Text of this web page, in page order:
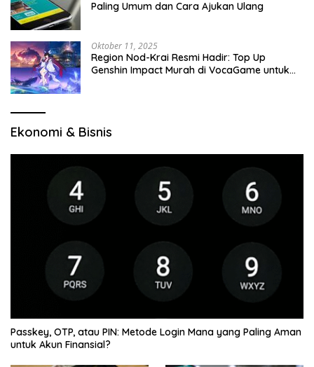
Paling Umum dan Cara Ajukan Ulang
Oktober 11, 2025
Region Nod-Krai Resmi Hadir: Top Up
Genshin Impact Murah di VocaGame untuk
Ekonomi & Bisnis
Passkey, OTP, atau PIN: Metode Login Mana yang Paling Aman
untuk Akun Finansial?